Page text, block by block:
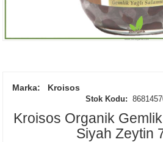
Marka: Kroisos
Stok Kodu:
Kroisos Organik
Siyah Zeytin